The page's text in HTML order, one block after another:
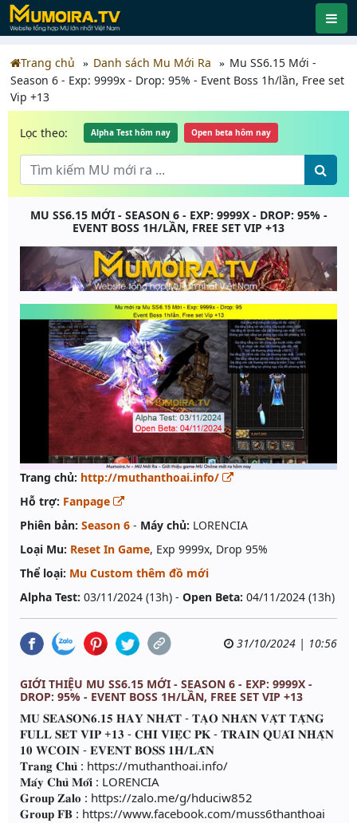
Trang chủ Danh sách Mu Mới Ra
Mu SS6.15 Mới -
Season 6 - Exp: 9999x - Drop: 95% - Event Boss 1h/lần, Free set
Vip +13
Lọc theo: Alpha Test hôm nay Open beta hôm nay
MU SS6.15 MỚI - SEASON 6 - EXP: 9999X - DROP: 95% -
EVENT BOSS 1H/LẦN, FREE SET VIP +13
Trang chủ: http://muthanthoai.info/
Hỗ trợ: Fanpage
Phiên bản: Season 6 - Máy chủ: LORENCIA
Loại Mu: Reset In Game, Exp 9999x, Drop 95%
Thể loại: Mu Custom thêm đồ mới
Alpha Test: 03/11/2024 (13h) - Open Beta: 04/11/2024 (13h)
31/10/2024 | 10:56
GIỚI THIỆU MU SS6.15 MỚI - SEASON 6 - EXP: 9999X -
DROP: 95% - EVENT BOSS 1H/LẦN, FREE SET VIP +13
𝐌𝐔 𝐒𝐄𝐀𝐒𝐎𝐍𝟔.𝟏𝟓 𝐇𝐀𝐘 𝐍𝐇𝐀̂́𝐓 - 𝐓𝐀̣𝐎 𝐍𝐇𝐀̂𝐍 𝐕𝐀̣̂𝐓 𝐓𝐀̣̆𝐍𝐆
𝐅𝐔𝐋𝐋 𝐒𝐄𝐓 𝐕𝐈𝐏 +𝟏𝟑 - 𝐂𝐇𝐈̉ 𝐕𝐈𝐄̣̂𝐂 𝐏𝐊 - 𝐓𝐑𝐀𝐈𝐍 𝐐𝐔𝐀́𝐈 𝐍𝐇𝐀̣̂𝐍
𝟏𝟎 𝐖𝐂𝐎𝐈𝐍 - 𝐄𝐕𝐄𝐍𝐓 𝐁𝐎𝐒𝐒 𝟏𝐇/𝐋𝐀̂̀𝐍
𝐓𝐫𝐚𝐧𝐠 𝐂𝐡𝐮̉ : https://muthanthoai.info/
𝐌𝐚́𝐲 𝐂𝐡𝐮̉ 𝐌𝐨̛́𝐢 : LORENCIA
𝐆𝐫𝐨𝐮𝐩 𝐙𝐚𝐥𝐨 : https://zalo.me/g/hduciw852
𝐆𝐫𝐨𝐮𝐩 𝐅𝐁 : https://www.facebook.com/muss6thanthoai